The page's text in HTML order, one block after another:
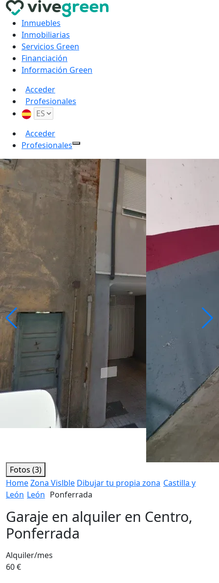
Inmuebles
Inmobiliarias
Servicios Green
Financiación
Información Green
Acceder
Profesionales
Acceder
Profesionales
Fotos (3)
HomeZona Vislble Dibujar tu propia zona Castilla y
León León Ponferrada
Garaje en alquiler en Centro,
Ponferrada
Alquiler/mes
60 €